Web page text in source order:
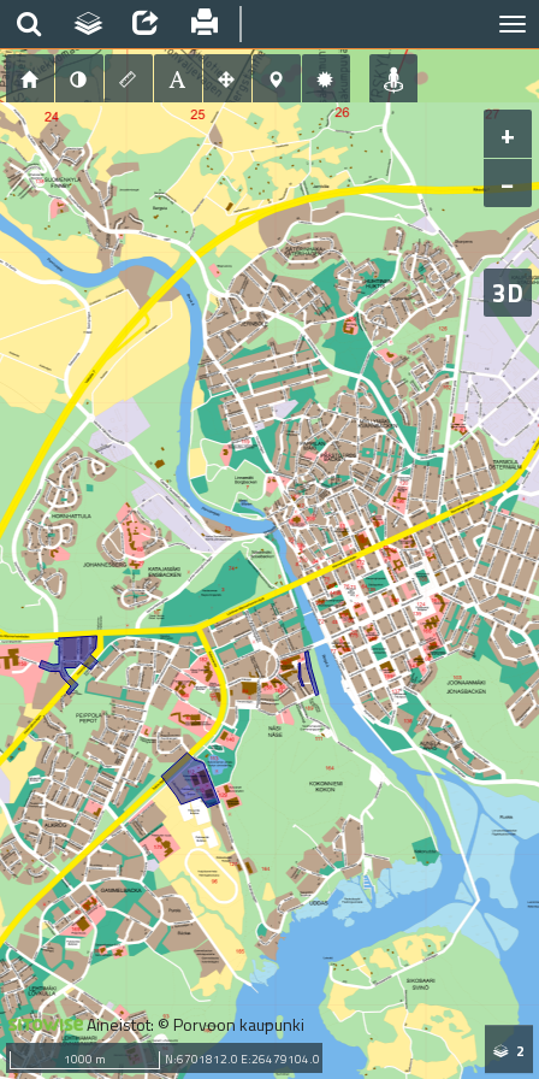
Aineistot: © Porvoon kaupunki
1000 m N:6701812.0 E:26479104.0
+
−
2
3D